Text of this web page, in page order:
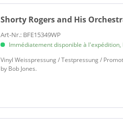
Shorty Rogers and His
Art-Nr.: BFE15349WP
Immédiatement disponible à
Vinyl Weisspressung / Testpressung /
by Bob Jones.